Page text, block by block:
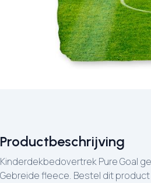
Productbeschrijving
Kinderdekbedovertrek Pure Goal
Gebreide fleece. Bestel dit